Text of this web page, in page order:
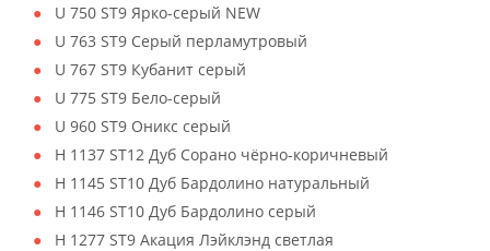
U 750 ST9 Ярко-серый NEW
U 763 ST9 Серый перламутровый
U 767 ST9 Кубанит серый
U 775 ST9 Бело-серый
U 960 ST9 Оникс серый
H 1137 ST12 Дуб Сорано чёрно-коричневый
H 1145 ST10 Дуб Бардолино натуральный
H 1146 ST10 Дуб Бардолино серый
H 1277 ST9 Акация Лэйклэнд светлая